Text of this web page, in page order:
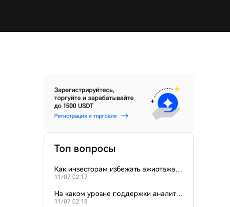
Топ вопросы
Как инвесторам избежать ажиотажа, в
ызванного твитами Илона Маска?
11/07 02:17
На каком уровне поддержки аналитик
и прогнозируют следующий уровень д
11/07 02:18